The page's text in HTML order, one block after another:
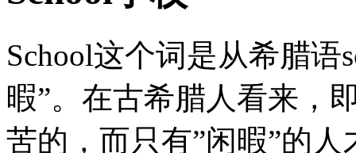
School这个词是从希腊语
暇”。在古希腊人看来，
苦的，而只有”闲暇”的